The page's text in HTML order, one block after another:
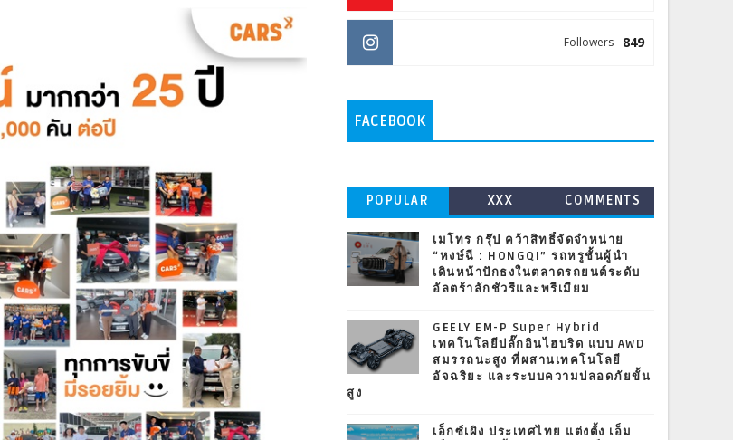
849
Followers
FACEBOOK
POPULAR XXX COMMENTS
เมโทร กรุ๊ป คว้าสิทธิ์จัดจำหน่าย
“หงษ์ฉี : HONGQI” รถหรูชั้นผู้นำ
เดินหน้าปักธงในตลาดรถยนต์ระดับ
อัลตร้าลักชัวรีและพรีเมียม
GEELY EM-P Super Hybrid
เทคโนโลยีปลั๊กอินไฮบริด แบบ AWD
สมรรถนะสูง ที่ผสานเทคโนโลยี
อัจฉริยะ และระบบความปลอดภัยขั้น
สูง
เอ็กซ์เผิง ประเทศไทย แต่งตั้ง เอ็ม